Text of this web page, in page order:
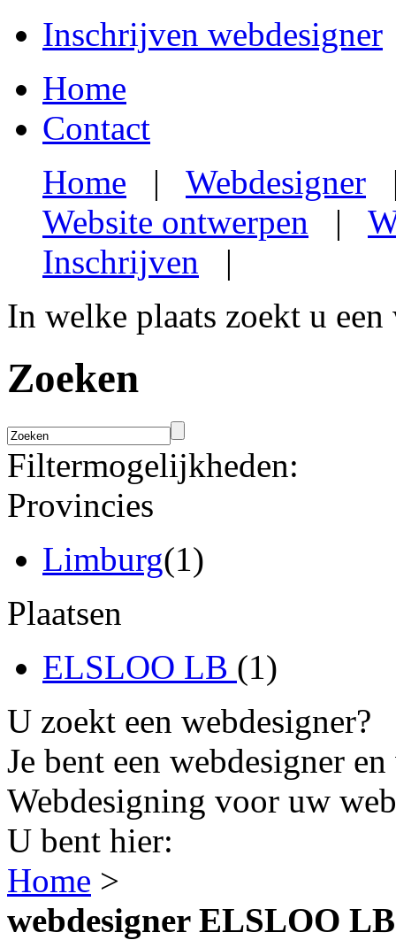
Inschrijven webdesigner
Home
Contact
Home | Webdesigner
Website ontwerpen |
Inschrijven |
In welke plaats zoekt u een
Zoeken
Filtermogelijkheden:
Provincies
Limburg(1)
Plaatsen
ELSLOO LB (1)
U zoekt een webdesigner?
Je bent een webdesigner
Webdesigning voor uw
U bent hier:
Home >
webdesigner ELSLOO